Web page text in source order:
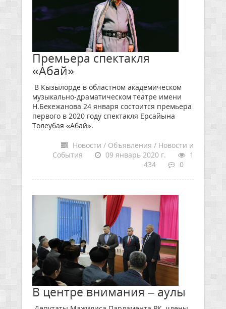
Премьера спектакля
«Абай»
В Кызылорде в областном академическом
музыкально-драматическом театре имени
Н.Бекежанова 24 января состоится премьера
первого в 2020 году спектакля Ерсайына
Толеубая «Абай».
Новости / Объявления / Новости и
События
09 январь 2020 г.
1
434
0
В центре внимания – аулы